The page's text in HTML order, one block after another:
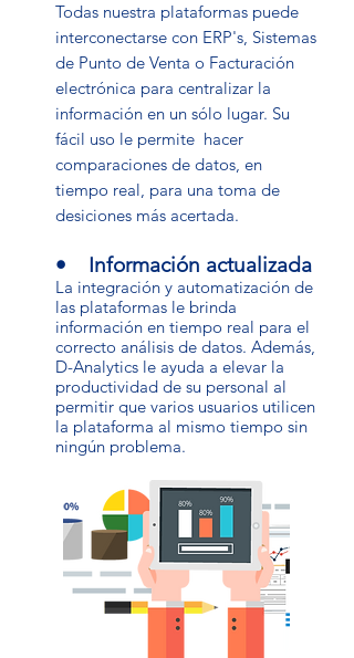
Todas nuestra plataformas puede
interconectarse con ERP's, Sistemas
de Punto de Venta o Facturación
electrónica para centralizar la
información en un sólo lugar. Su
fácil uso le permite hacer
comparaciones de datos, en
tiempo real, para una toma de
desiciones más acertada.
• Información actualizada
La integración y automatización de
las plataformas le brinda
información en tiempo real para el
correcto análisis de datos. Además,
D-Analytics le ayuda a elevar la
productividad de su personal al
permitir que varios usuarios utilicen
la plataforma al mismo tiempo sin
ningún problema.